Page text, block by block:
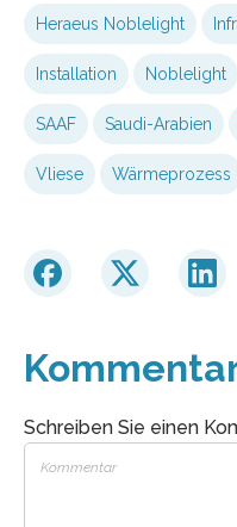
Heraeus Noblelight
Installation Noblelight
SAAF Saudi-Arabien
Vliese Wärmeprozess
Schreiben Sie einen